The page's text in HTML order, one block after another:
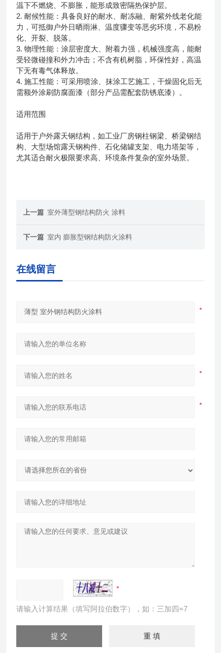
温下不燃烧、不膨胀，能形成致密隔热保护层。
2. 耐候性能：具备良好的耐水、耐冻融、耐紫外线老化能
力，可抵御户外日晒雨淋、温度骤变等恶劣环境，不易粉
化、开裂、脱落。
3. 物理性能：涂层密度大、附着力强，机械强度高，能耐
受轻微碰撞和外力冲击；不含有机树脂，环保性好，高温
下无有毒气体释放。
4. 施工性能：可采用喷涂、抹涂工艺施工，干燥固化后无
需额外涂刷防腐面漆（部分产品需配套防锈底漆）。
适用范围
适用于户外露天钢结构，如工业厂房钢柱钢梁、桥梁钢结
构、大型场馆露天钢构件、石化储罐支架、电力塔架等，
尤其适合耐火极限要求高、环境条件复杂的室外场景。
上一篇 室外薄型钢结构防火 涂料
下一篇 室内 膨胀型钢结构防火涂料
在线留言
请输入计算结果（填写阿拉伯数字），如：三加四=7